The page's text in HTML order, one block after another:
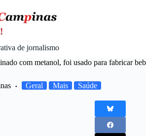
de jornalismo
com metanol, foi usado para fabricar
Geral Mais Saúde